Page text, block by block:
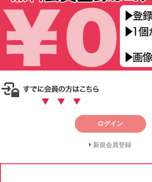
ログイン
新規会員登録